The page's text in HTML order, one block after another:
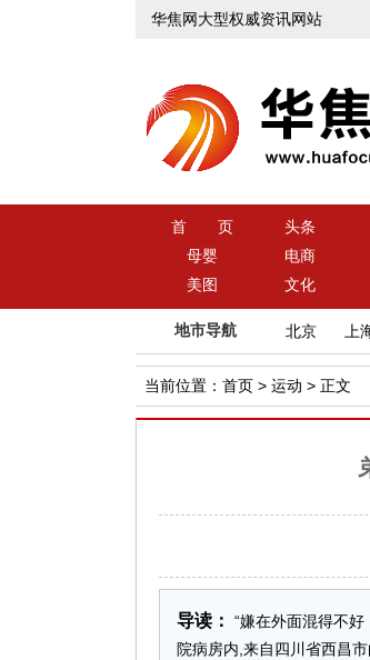
华焦网大型权威资讯网站
首 页 头条
母婴
电商
美图
文化
地市导航 北京 上
当前位置： 首页 > 运动 > 正文
导读：
“嫌在外面混得不
院病房内,来自四川省西昌